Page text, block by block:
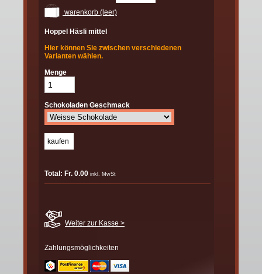
warenkorb (leer)
Hoppel Häsli mittel
Hier können Sie zwischen verschiedenen
Varianten wählen.
Menge
Schokoladen Geschmack
Total: Fr. 0.00 inkl. MwSt
Weiter zur Kasse >
Zahlungsmöglichkeiten